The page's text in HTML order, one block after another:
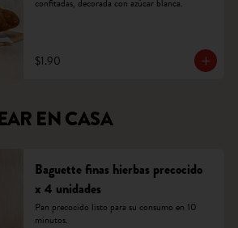
confitadas, decorada con azúcar blanca.
$1.90
EN CASA
Baguette finas hierbas precocido
x 4 unidades
Pan precocido listo para su consumo en 10
minutos.